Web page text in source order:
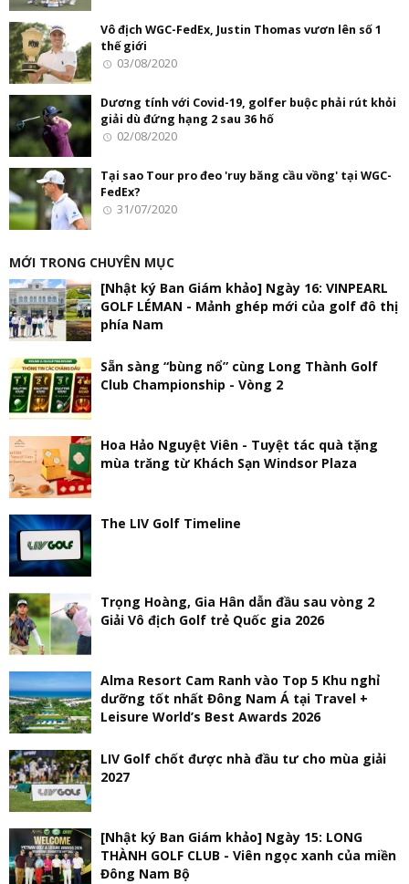
Vô địch WGC-FedEx, Justin Thomas vươn lên số 1
thế giới
03/08/2020
Dương tính với Covid-19, golfer buộc phải rút khỏi
giải dù đứng hạng 2 sau 36 hố
02/08/2020
Tại sao Tour pro đeo 'ruy băng cầu vồng' tại WGC-
FedEx?
31/07/2020
MỚI TRONG CHUYÊN MỤC
[Nhật ký Ban Giám khảo] Ngày 16: VINPEARL
GOLF LÉMAN - Mảnh ghép mới của golf đô thị
phía Nam
Sẵn sàng “bùng nổ” cùng Long Thành Golf
Club Championship - Vòng 2
Hoa Hảo Nguyệt Viên - Tuyệt tác quà tặng
mùa trăng từ Khách Sạn Windsor Plaza
The LIV Golf Timeline
Trọng Hoàng, Gia Hân dẫn đầu sau vòng 2
Giải Vô địch Golf trẻ Quốc gia 2026
Alma Resort Cam Ranh vào Top 5 Khu nghỉ
dưỡng tốt nhất Đông Nam Á tại Travel +
Leisure World’s Best Awards 2026
LIV Golf chốt được nhà đầu tư cho mùa giải
2027
[Nhật ký Ban Giám khảo] Ngày 15: LONG
THÀNH GOLF CLUB - Viên ngọc xanh của miền
Đông Nam Bộ